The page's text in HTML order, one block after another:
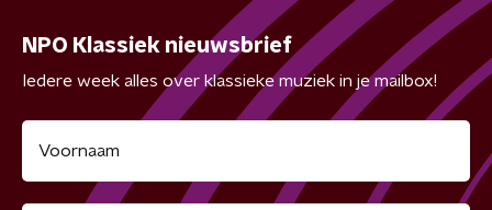
NPO Klassiek nieuwsbrief
Iedere week alles over klassieke muziek in je mailbox!